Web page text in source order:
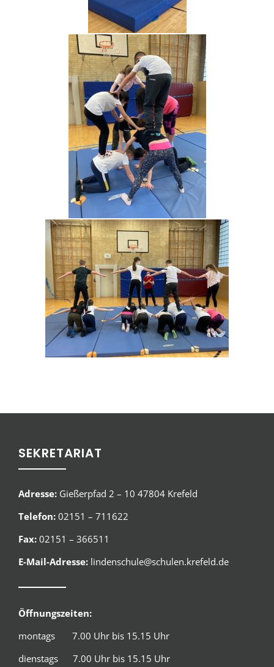
SEKRETARIAT
Adresse: Gießerpfad 2 – 10 47804 Krefeld
Telefon: 02151 – 711622
Fax: 02151 – 366511
E-Mail-Adresse: lindenschule@schulen.krefeld.de
Öffnungszeiten:
montags 7.00 Uhr bis 15.15 Uhr
dienstags 7.00 Uhr bis 15.15 Uhr